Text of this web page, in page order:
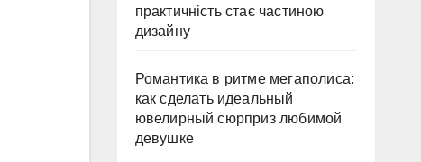
практичність стає частиною
дизайну
Романтика в ритме мегаполиса:
как сделать идеальный
ювелирный сюрприз любимой
девушке